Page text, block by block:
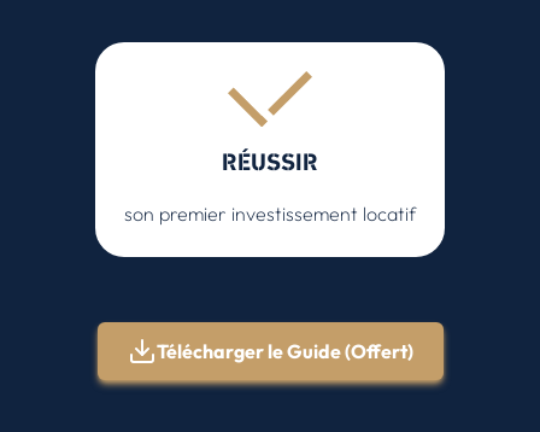
RÉUSSIR
son premier investissement locatif
Télécharger le Guide (Offert)